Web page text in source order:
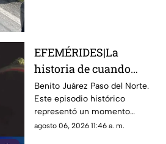
EFEMÉRIDES|La
historia de cuando
Benito Juárez
estableció su gobierno
en Paso del Norte
Benito Juárez Paso del Norte.
Este episodio histórico
representó un momento
decisivo para la defensa de la
agosto 06, 2026 11:46 a. m.